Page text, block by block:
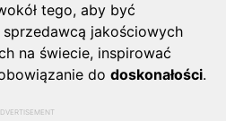
tego, aby być
jakościowych
na świecie, inspirować
do doskonałości.